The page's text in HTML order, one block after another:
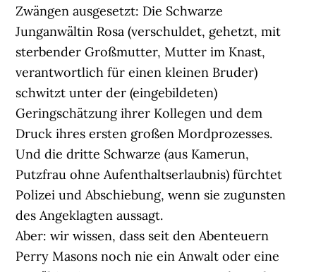
Zwängen ausgesetzt: Die Schwarze
Junganwältin Rosa (verschuldet, gehetzt, mit
sterbender Großmutter, Mutter im Knast,
verantwortlich für einen kleinen Bruder)
schwitzt unter der (eingebildeten)
Geringschätzung ihrer Kollegen und dem
Druck ihres ersten großen Mordprozesses.
Und die dritte Schwarze (aus Kamerun,
Putzfrau ohne Aufenthaltserlaubnis) fürchtet
Polizei und Abschiebung, wenn sie zugunsten
des Angeklagten aussagt.
Aber: wir wissen, dass seit den Abenteuern
Perry Masons noch nie ein Anwalt oder eine